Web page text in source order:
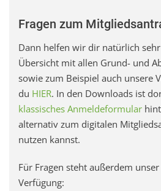
Fragen zum
Dann helfen wir dir natürlich
Übersicht mit allen Grund- und
sowie zum Beispiel auch unsere
du HIER. In den Downloads ist
klassisches Anmeldeformular
alternativ zum digitalen
nutzen kannst.
Für Fragen steht außerdem unser
Verfügung: